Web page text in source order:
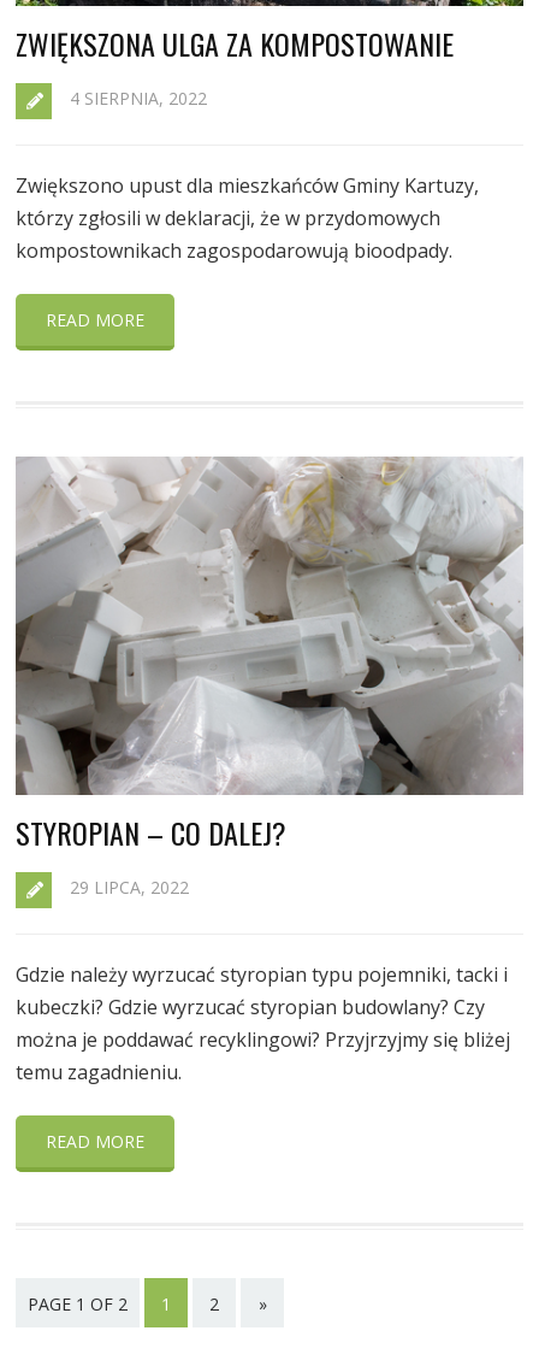
ZWIĘKSZONA ULGA ZA KOMPOSTOWANIE
4 SIERPNIA, 2022
Zwiększono upust dla mieszkańców Gminy Kartuzy,
którzy zgłosili w deklaracji, że w przydomowych
kompostownikach zagospodarowują bioodpady.
READ MORE
STYROPIAN – CO DALEJ?
29 LIPCA, 2022
Gdzie należy wyrzucać styropian typu pojemniki, tacki i
kubeczki? Gdzie wyrzucać styropian budowlany? Czy
można je poddawać recyklingowi? Przyjrzyjmy się bliżej
temu zagadnieniu.
READ MORE
PAGE 1 OF 2 1 2 »